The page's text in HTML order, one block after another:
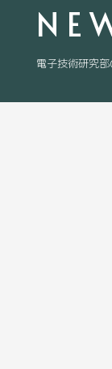
電子技術研究